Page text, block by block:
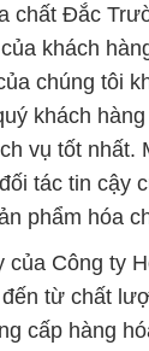
chất Đắc
khách
chúng tôi
khách
vụ tốt nhất.
tác tin cậy
phẩm hóa
của Công ty
từ chất
cấp hàng